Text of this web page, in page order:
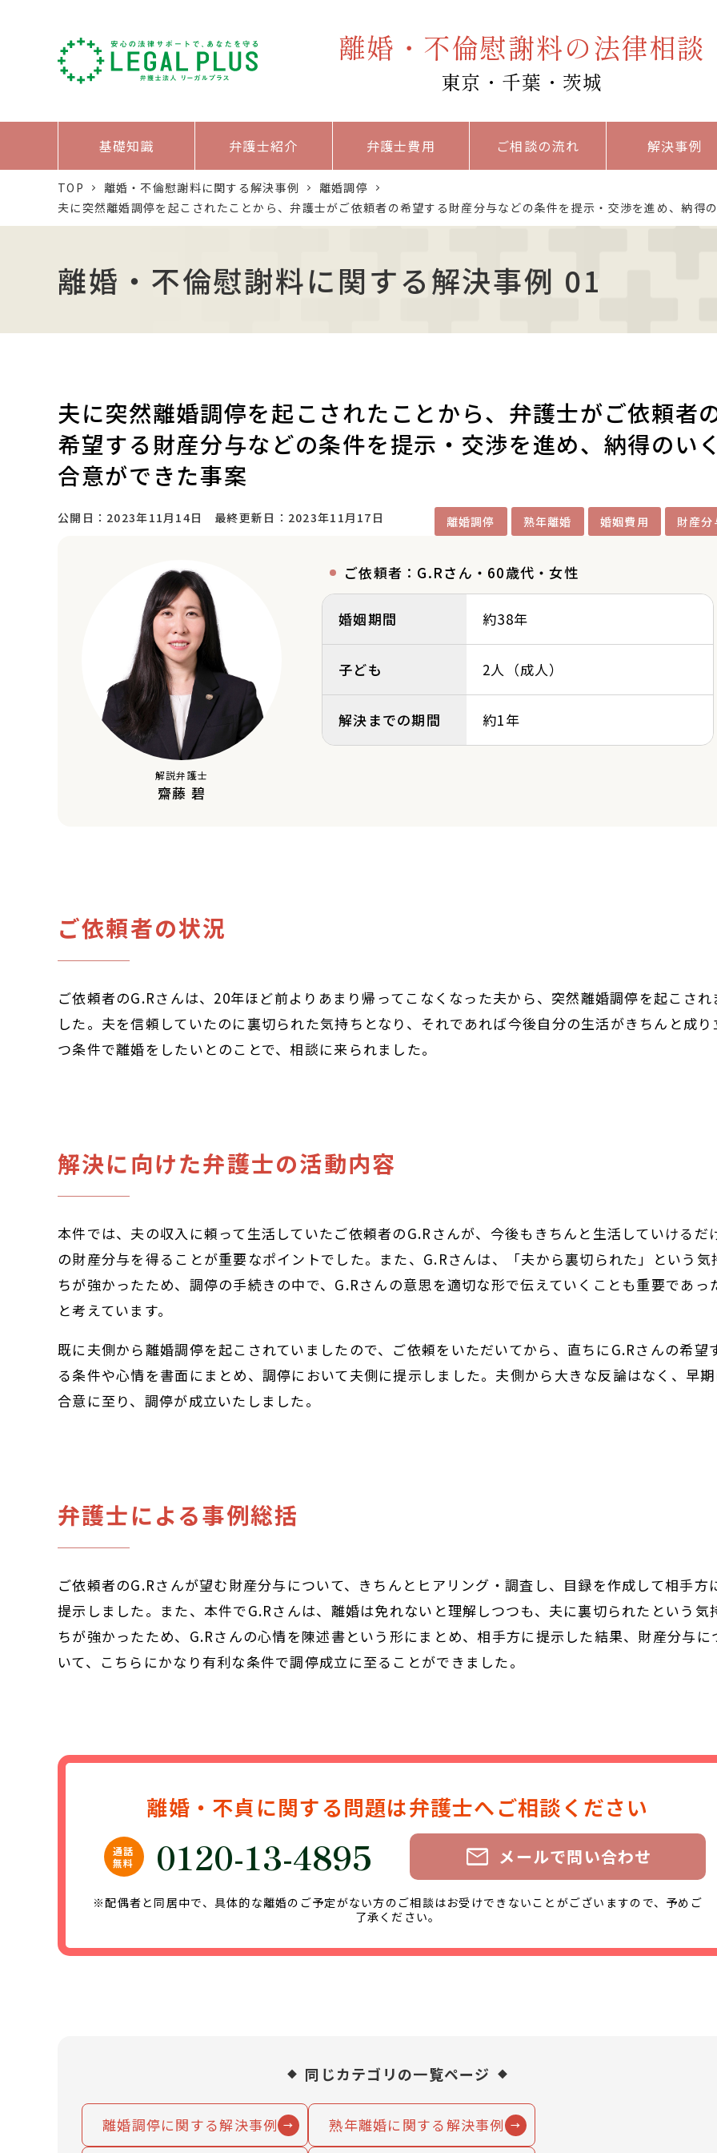
離婚・不倫慰謝料の法律相談
東京・千葉・茨城
基礎知識 弁護士紹介 弁護士費用 ご相談の流れ 解決事例
TOP 離婚・不倫慰謝料に関する解決事例
離婚調停
夫に突然離婚調停を起こされたことから、弁護士がご依頼者の希望する財産分与などの条件を提示・交渉を進め、納得
離婚・不倫慰謝料に関する解決事例 01
夫に突然離婚調停を起こされたことから、弁護士がご依頼者
希望する財産分与などの条件を提示・交渉を進め、納得のいく
合意ができた事案
公開日： 2023年11月14日 最終更新日： 2023年11月17日 離婚調停 熟年離婚 婚姻費用 財産分
解説弁護士
齋藤 碧
ご依頼者：G.Rさん・60歳代・女性
婚姻期間 約38年
子ども 2人（成人）
解決までの期間 約1年
ご依頼者の状況
ご依頼者のG.Rさんは、20年ほど前よりあまり帰ってこなくなった夫から、突然離婚調停を起こされ
した。夫を信頼していたのに裏切られた気持ちとなり、それであれば今後自分の生活がきちんと成り
つ条件で離婚をしたいとのことで、相談に来られました。
解決に向けた弁護士の活動内容
本件では、夫の収入に頼って生活していたご依頼者のG.Rさんが、今後もきちんと生活していけるだ
の財産分与を得ることが重要なポイントでした。また、G.Rさんは、「夫から裏切られた」という気
ちが強かったため、調停の手続きの中で、G.Rさんの意思を適切な形で伝えていくことも重要であっ
と考えています。
既に夫側から離婚調停を起こされていましたので、ご依頼をいただいてから、直ちにG.Rさんの希望
る条件や心情を書面にまとめ、調停において夫側に提示しました。夫側から大きな反論はなく、早期
合意に至り、調停が成立いたしました。
弁護士による事例総括
ご依頼者のG.Rさんが望む財産分与について、きちんとヒアリング・調査し、目録を作成して相手方
提示しました。また、本件でG.Rさんは、離婚は免れないと理解しつつも、夫に裏切られたという気
ちが強かったため、G.Rさんの心情を陳述書という形にまとめ、相手方に提示した結果、財産分与に
いて、こちらにかなり有利な条件で調停成立に至ることができました。
離婚・不貞に関する問題は弁護士へご相談ください
通話
無料
0120-13-4895 mail メールで問い合わせ
※配偶者と同居中で、具体的な離婚のご予定がない方のご相談はお受けできないことがございますので、予めご
了承ください。
同じカテゴリの一覧ページ
離婚調停に関する解決事例 熟年離婚に関する解決事例